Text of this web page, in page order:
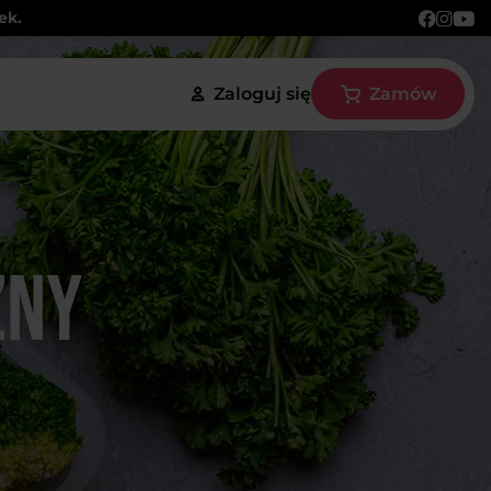
Zaloguj się Zamów